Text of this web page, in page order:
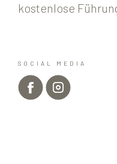
kostenlose
SOCIAL MEDIA